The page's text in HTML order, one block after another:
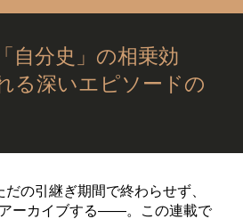
自分史」の相乗効
る深いエピソードの
の引継ぎ期間で終わらせず、
ーカイブする――。この連載で